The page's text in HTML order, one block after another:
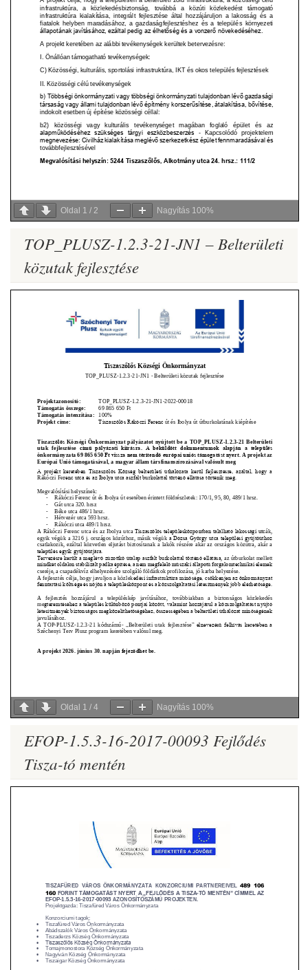
Oldal 1 / 2 Nagyítás 100%
TOP_PLUSZ-1.2.3-21-JN1 – Belterületi
közutak fejlesztése
Oldal 1 / 4 Nagyítás 100%
EFOP-1.5.3-16-2017-00093 Fejlődés
Tisza-tó mentén